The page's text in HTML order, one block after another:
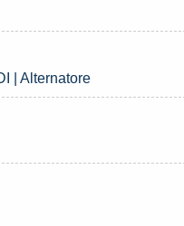
| Alternatore